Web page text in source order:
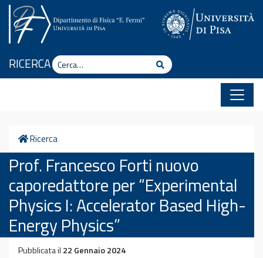
Vai al contenuto
RICERCACerca Cerca
Home
Ricerca
Prof. Francesco Forti nuovo
caporedattore per “Experimental
Physics I: Accelerator Based High-
Energy Physics”
Pubblicata il 22 Gennaio 2024